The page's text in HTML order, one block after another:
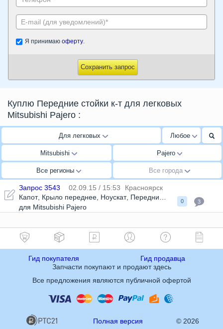
Я принимаю оферту.
Сохранить запрос
Куплю Передние стойки к-т для легковых
Mitsubishi Pajero :
Для легковых Любое
Mitsubishi Pajero
Все регионы Все города
Запрос 3543 02.09.15 / 15:53
Красноярск
Капот, Крыло переднее Ноускат, Передний подрамник,
для Mitsubishi Pajero
0 3
Гид покупателя
Гид продавца
Запчасти покупают и продают здесь
Все предложения являются публичной офертой
Полная версия © 2026